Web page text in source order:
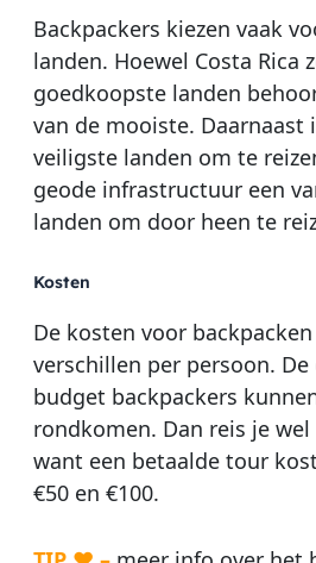
Backpackers kiezen vaak
landen. Hoewel Costa Rica
goedkoopste landen
van de mooiste. Daarnaast
veiligste landen om te
geode infrastructuur een
landen om door heen te
Kosten
De kosten voor
verschillen per persoon.
budget backpackers
rondkomen. Dan reis je
want een betaalde tour
€50 en €100.